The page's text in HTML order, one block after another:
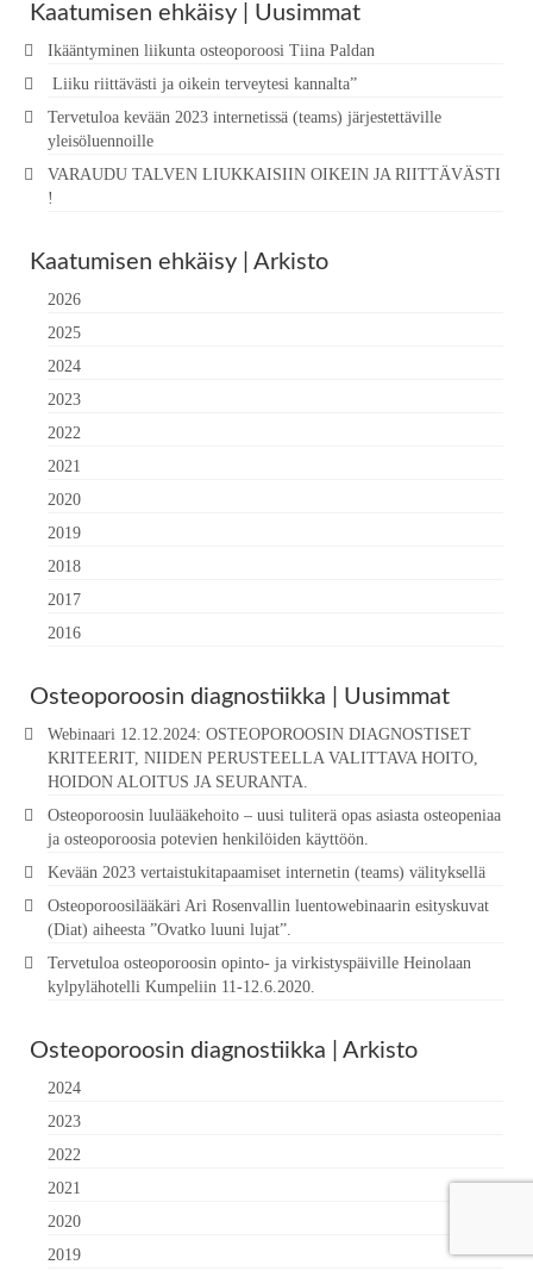
Kaatumisen ehkäisy | Uusimmat
Ikääntyminen liikunta osteoporoosi Tiina Paldan
Liiku riittävästi ja oikein terveytesi kannalta”
Tervetuloa kevään 2023 internetissä (teams) järjestettäville
yleisöluennoille
VARAUDU TALVEN LIUKKAISIIN OIKEIN JA RIITTÄVÄSTI
!
Kaatumisen ehkäisy | Arkisto
2026
2025
2024
2023
2022
2021
2020
2019
2018
2017
2016
Osteoporoosin diagnostiikka | Uusimmat
Webinaari 12.12.2024: OSTEOPOROOSIN DIAGNOSTISET
KRITEERIT, NIIDEN PERUSTEELLA VALITTAVA HOITO,
HOIDON ALOITUS JA SEURANTA.
Osteoporoosin luulääkehoito – uusi tuliterä opas asiasta osteopeniaa
ja osteoporoosia potevien henkilöiden käyttöön.
Kevään 2023 vertaistukitapaamiset internetin (teams) välityksellä
Osteoporoosilääkäri Ari Rosenvallin luentowebinaarin esityskuvat
(Diat) aiheesta ”Ovatko luuni lujat”.
Tervetuloa osteoporoosin opinto- ja virkistyspäiville Heinolaan
kylpylähotelli Kumpeliin 11-12.6.2020.
Osteoporoosin diagnostiikka | Arkisto
2024
2023
2022
2021
2020
2019